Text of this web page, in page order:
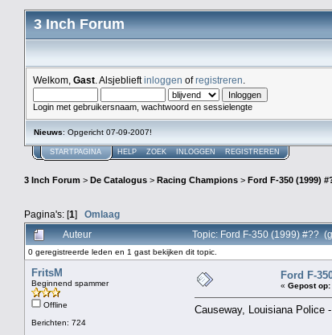
3 Inch Forum
Welkom, Gast . Alsjeblieftinloggen ofregistreren
Login met gebruikersnaam, wachtwoord en sessielengte
Nieuws: Opgericht 07-09-2007!
STARTPAGINA HELP ZOEK INLOGGEN REGISTREREN
3 Inch Forum > De Catalogus > Racing Champions > Ford F-350 (1999)
Pagina's: [1] Omlaag
Auteur Topic: Ford F-350 (1999) #??
0 geregistreerde leden en 1 gast bekijken dit topic.
FritsM
Beginnend spammer
Offline
Berichten: 724
Ford F-
« Gepost op:
Causeway, Louisiana Police